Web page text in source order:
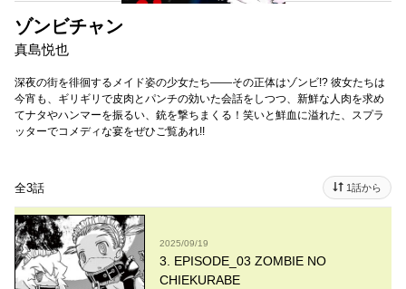
ゾンビチャン
真島悦也
深夜の街を徘徊するメイド姿の少女たち――その正体はゾンビ!? 彼女たちは
今宵も、ギリギリで皮肉とパンチの効いた会話をしつつ、新鮮な人肉を求め
てナタやハンマーを振るい、銃を撃ちまくる！笑いと鮮血に溢れた、スプラ
ッターでコメディな宴をぜひご覧あれ!!
全3話 1話から
2025/09/19
3. EPISODE_03 ZOMBIE NO
CHIEKURABE